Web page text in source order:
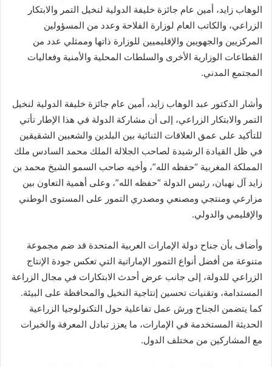
الوهاب زايد، أمين عام جائزة خليفة الدولية لنخيل التمر والابتكار
الزراعي، والكاتب العام لوزارة الفلاحة وعدد من المسؤولين
المركزيين والجهويين والإقليميين للوزارة ذاتها وممثلي عدد من
القطاعات الوزارية الأخرى والسلطات المحلية والأمنية وفعاليات
المجتمع المدني.
وأشار الدكتور عبد الوهاب زايد، أمين عام جائزة خليفة الدولية لنخيل
التمر والابتكار الزراعي، إلى أن مشاركة الدولة في هذا الإطار تأتي
للتأكيد على عمق العلاقات الثنائية بين البلدين والشعبين الشقيقين
في ظل القيادة الرشيدة لصاحب الجلالة الملك محمد السادس ملك
المملكة المغربية “حفظه الله”، وأخيه صاحب السمو الشيخ محمد بن
زايد آل نهيان، رئيس الدولة “حفظه الله”، وعلى أهمية التعاون بين
مزارعي ومنتجي ومصنعي ومصدري التمور على المستوى الوطني
والإقليمي والدولي.
وأضاف بأن جناح دولة الإمارات العربية المتحدة قد ضم مجموعة
متنوعة من أفضل أنواع التمور الإماراتية التي تعكس جودة الإنتاج
الزراعي للدولة، إلى جانب عرض أحدث الابتكارات في مجال الزراعة
المستدامة، وتقنيات تحسين إنتاجية النخيل والمحافظة على البيئة.
كما يتضمن الجناح ورش عمل تفاعلية حول التكنولوجيا الزراعية
الحديثة المستخدمة في الإمارات، ما يعزز تبادل المعرفة والخبرات
مع المشاركين من مختلف الدول.